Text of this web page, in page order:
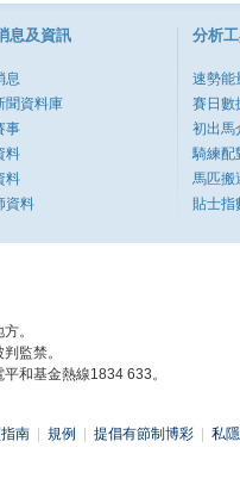
息及資訊
息
聞資料庫
事
料
料
資料
分析
速勢能
賽日數
初出馬
騎練配
馬匹搬
貼士指
。
監禁。
和基金熱線1834 633。
南 規例 提倡有節制博彩 私